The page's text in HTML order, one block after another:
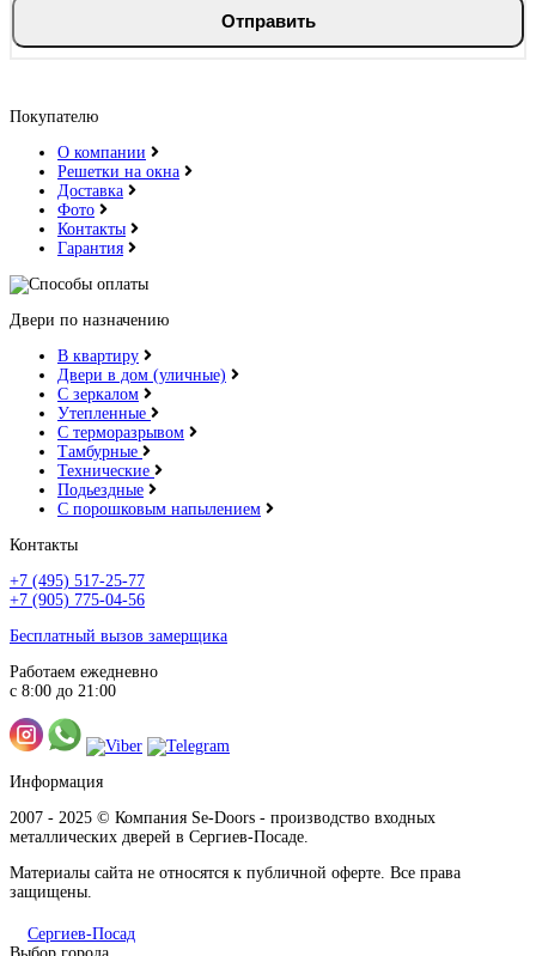
Отправить
Покупателю
О компании
Решетки на окна
Доставка
Фото
Контакты
Гарантия
Двери по назначению
В квартиру
Двери в дом (уличные)
С зеркалом
Утепленные
С терморазрывом
Тамбурные
Технические
Подьездные
С порошковым напылением
Контакты
+7 (495) 517-25-77
+7 (905) 775-04-56
Бесплатный вызов замерщика
Работаем ежедневно
с 8:00 до 21:00
Информация
2007 - 2025 © Компания Se-Doors - производство входных
металлических дверей в Сергиев-Посаде.
Материалы сайта не относятся к публичной оферте. Все права
защищены.
Сергиев-Посад